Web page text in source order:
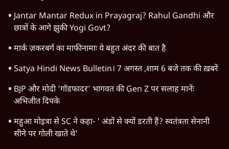
Jantar Mantar Redux in Prayagraj? Rahul Gandhi और
छात्रों के आगे झुकी Yogi Govt?
मार्क ज़करबर्ग का माफीनामाः ये बहुत अंदर की बात है
Satya Hindi News Bulletin। 7 अगस्त ,शाम 6 बजे तक की ख़बरें
BJP और मोदी ‘गॉडफादर’ भागवत की Gen Z पर सलाह मानेंः
अभिजीत दिपके
महुआ मोइत्रा से SC ने कहा- ' अंडों से क्यों डरती हैं? स्वतंत्रता सेनानी
सीने पर गोली खाते थे'